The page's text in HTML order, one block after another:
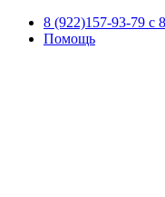
8 (922)157-93-79 c
Помощь